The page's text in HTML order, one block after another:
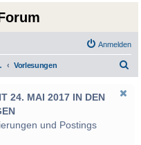
Anmelden
Deutsch Vorlesungen
24. MAI 2017 IN DEN
und Postings